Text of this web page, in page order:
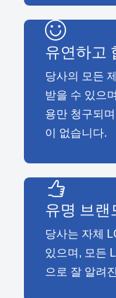
유연하고
당사의 모든
받을 수 있으
용만 청구되
이 없습니다.
유명 브랜
당사는 자체
있으며, 모든
으로 잘 알려